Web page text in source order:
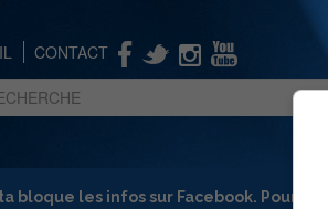
CONTACT
bloque les infos sur Facebook. Pour